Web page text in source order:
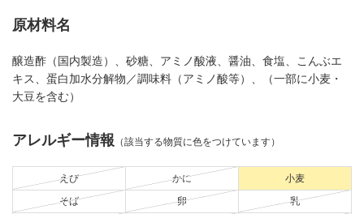
原材料名
醸造酢（国内製造）、砂糖、アミノ酸液、醤油、食塩、こんぶエ
キス、蛋白加水分解物／調味料（アミノ酸等）、（一部に小麦・
大豆を含む）
アレルギー情報 （該当する物質に色をつけています）
えび かに 小麦
そば 卵 乳